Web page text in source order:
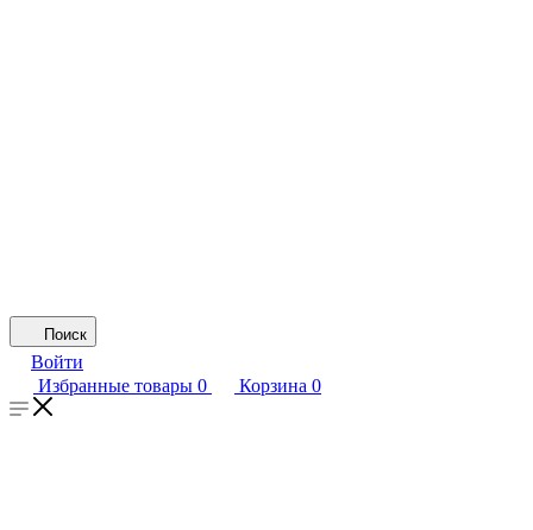
Поиск
Войти
Избранные товары 0 Корзина 0